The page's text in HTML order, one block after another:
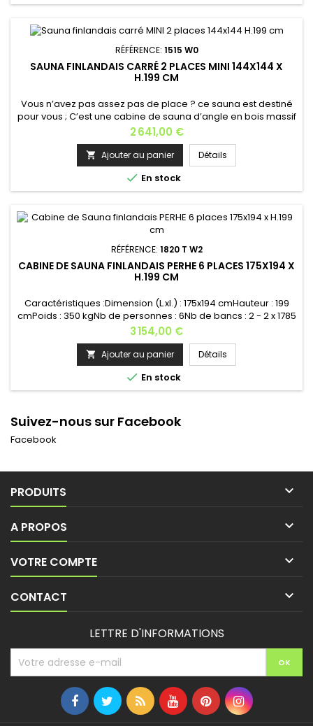
RÉFÉRENCE: 1515 W0
SAUNA FINLANDAIS CARRÉ 2 PLACES MINI 144X144 X
H.199 CM
Vous n’avez pas assez pas de place ? ce sauna est destiné
pour vous ; C’est une cabine de sauna d’angle en bois massif
épicéa, adapté aux petits espaces domestiques.
Caractéristiques :Dimension (L.xl.) :144x144 cmHauteur : 199
cmPoids : 270 kgNb de personnes : 2Nb de bancs :
2Logement de poêle : 1 - Poêle recommandé : 3,6 kWGrille
de protection du poêle :...
Prix
2 641,00 €
 Ajouter au panier Détails
 En stock
RÉFÉRENCE: 1820 T W2
CABINE DE SAUNA FINLANDAIS PERHE 6 PLACES 175X194 X
H.199 CM
Caractéristiques :Dimension (L.xl.) : 175x194 cmHauteur : 199
cmPoids : 350 kgNb de personnes : 6Nb de bancs : 2 - 2 x 1785
x525 mmLogement de poêle : 1 - Poêle recommandé : 8
kWGrille de protection du poêle : 1Grille d’aération : 1Appui-
tête : 2Éclairage : 1Nb de fenêtres : 2Matière : bois
épicéa Raccords : Raccords externesType du verre : verre
trempé...
Prix
3 154,00 €
 Ajouter au panier Détails
 En stock
Suivez-nous sur Facebook
Facebook
PRODUITS 
A PROPOS 
VOTRE COMPTE 
CONTACT 
LETTRE D'INFORMATIONS